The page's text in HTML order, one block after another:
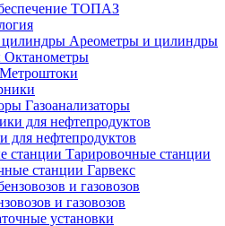
ТОПАЗ
Ареометры и цилиндры
Октанометры
Метроштоки
Газоанализаторы
для нефтепродуктов
Тарировочные станции
станции Гарвекс
и газовозов